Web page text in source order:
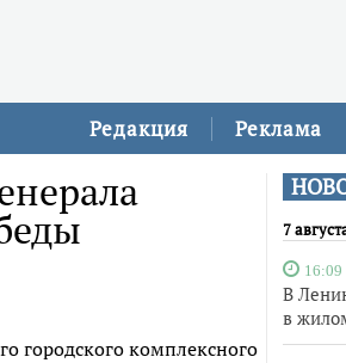
Редакция Реклама
7
16:09
В
в
городского комплексного